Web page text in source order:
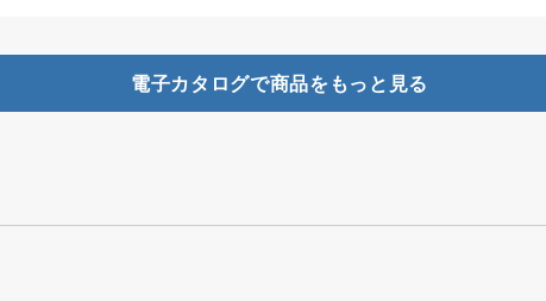
電子カタログで商品をもっと見る